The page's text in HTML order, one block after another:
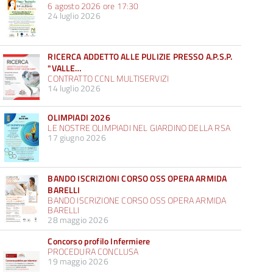
6 agosto 2026 ore 17:30
24 luglio 2026
RICERCA ADDETTO ALLE PULIZIE PRESSO A.P.S.P.
"VALLE…
CONTRATTO CCNL MULTISERVIZI
14 luglio 2026
OLIMPIADI 2026
LE NOSTRE OLIMPIADI NEL GIARDINO DELLA RSA
17 giugno 2026
BANDO ISCRIZIONI CORSO OSS OPERA ARMIDA
BARELLI
BANDO ISCRIZIONE CORSO OSS OPERA ARMIDA
BARELLI
28 maggio 2026
Concorso profilo Infermiere
PROCEDURA CONCLUSA
19 maggio 2026